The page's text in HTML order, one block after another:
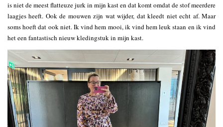
is niet de meest flatteuze jurk in mijn kast en dat komt omdat de stof meerdere
laagjes heeft. Ook de mouwen zijn wat wijder, dat kleedt niet echt af. Maar
soms hoeft dat ook niet. Ik vind hem mooi, ik vind hem leuk staan en ik vind
het een fantastisch nieuw kledingstuk in mijn kast.